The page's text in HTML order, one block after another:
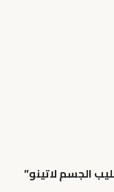
الجسم لاتينو”